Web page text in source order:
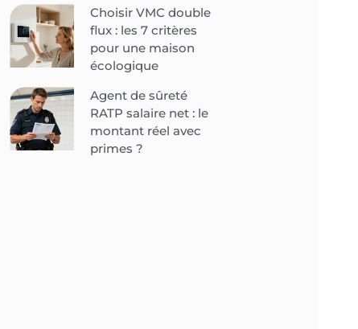
Choisir VMC double
flux : les 7 critères
pour une maison
écologique
Agent de sûreté
RATP salaire net : le
montant réel avec
primes ?